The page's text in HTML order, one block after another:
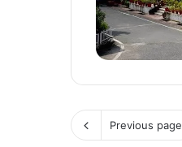
Previous page